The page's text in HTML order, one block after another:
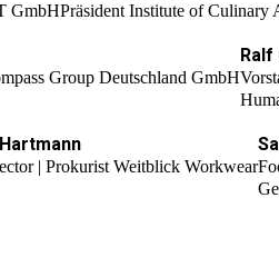
GmbHPräsident Institute of Culinary
Group Deutschland GmbH
| Prokurist Weitblick Workwear